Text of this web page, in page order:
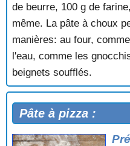
de beurre, 100 g de
même. La pâte à choux
manières: au four,
l'eau, comme les
beignets soufflés.
Pâte à pizza :